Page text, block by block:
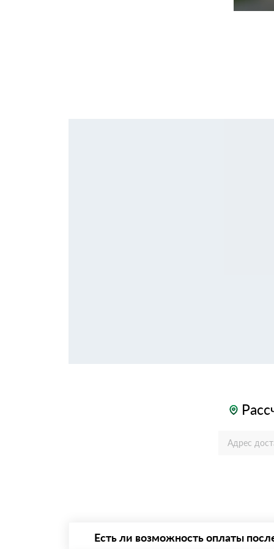
Есть ли возможность оплаты